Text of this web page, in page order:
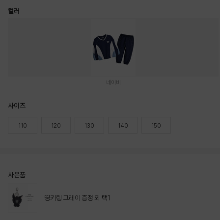
컬러
네이비
사이즈
110 120 130 140 150
사은품
띵키링 그레이 증정 외 택1